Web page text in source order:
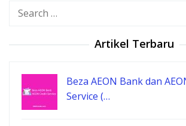
Search
Artikel Terbaru
Beza AEON Bank dan
Service (…